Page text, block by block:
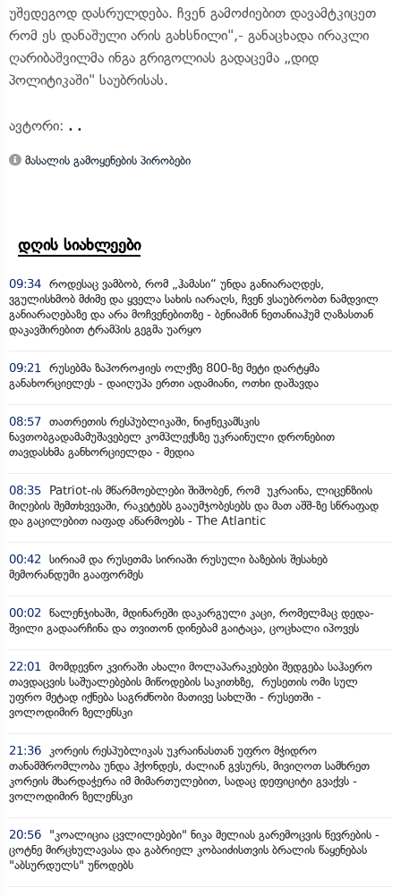
უშედეგოდ დასრულდება. ჩვენ გამოძიებით დავამტკიცეთ
რომ ეს დანაშული არის გახსნილი",- განაცხადა ირაკლი
ღარიბაშვილმა ინგა გრიგოლიას გადაცემა „დიდ
პოლიტიკაში" საუბრისას.
ავტორი: . .
მასალის გამოყენების პირობები
დღის სიახლეები
09:34 როდესაც ვამბობ, რომ „ჰამასი“ უნდა განიარაღდეს,
ვგულისხმობ მძიმე და ყველა სახის იარაღს, ჩვენ ვსაუბრობთ ნამდვილ
განიარაღებაზე და არა მოჩვენებითზე - ბენიამინ ნეთანიაჰუმ ღაზასთან
დაკავშირებით ტრამპის გეგმა უარყო
09:21 რუსებმა ზაპოროჟიეს ოლქზე 800-ზე მეტი დარტყმა
განახორციელეს - დაიღუპა ერთი ადამიანი, ოთხი დაშავდა
08:57 თათრეთის რესპუბლიკაში, ნიჟნეკამსკის
ნავთობგადამამუშავებელ კომპლექსზე უკრაინული დრონებით
თავდასხმა განხორციელდა - მედია
08:35
Patriot-ის მწარმოებლები შიშობენ, რომ უკრაინა, ლიცენზიის
მიღების შემთხვევაში, რაკეტებს გააუმჯობესებს და მათ აშშ-ზე სწრაფად
და გაცილებით იაფად აწარმოებს - The Atlantic
00:42 სირიამ და რუსეთმა სირიაში რუსული ბაზების შესახებ
მემორანდუმი გააფორმეს
00:02 წალენჯიხაში, მდინარეში დაკარგული კაცი, რომელმაც დედა-
შვილი გადაარჩინა და თვითონ დინებამ გაიტაცა, ცოცხალი იპოვეს
22:01 მომდევნო კვირაში ახალი მოლაპარაკებები შედგება საჰაერო
თავდაცვის საშუალებების მიწოდების საკითხზე, რუსეთის ომი სულ
უფრო მეტად იქნება საგრძნობი მათივე სახლში - რუსეთში -
ვოლოდიმირ ზელენსკი
21:36 კორეის რესპუბლიკას უკრაინასთან უფრო მჭიდრო
თანამშრომლობა უნდა ჰქონდეს, ძალიან გვსურს, მივიღოთ სამხრეთ
კორეის მხარდაჭერა იმ მიმართულებით, სადაც დეფიციტი გვაქვს -
ვოლოდიმირ ზელენსკი
20:56
"კოალიცია ცვლილებები" ნიკა მელიას გარემოცვის წევრების -
ცოტნე მირცხულავასა და გაბრიელ კობაიძისთვის ბრალის წაყენებას
"აბსურდულს" უწოდებს